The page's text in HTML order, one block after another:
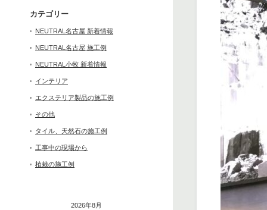
カテゴリー
NEUTRAL名古屋 新着情報
NEUTRAL名古屋 施工例
NEUTRAL小牧 新着情報
インテリア
エクステリア製品の施工例
その他
タイル、天然石の施工例
工事中の現場から
植栽の施工例
2026年8月